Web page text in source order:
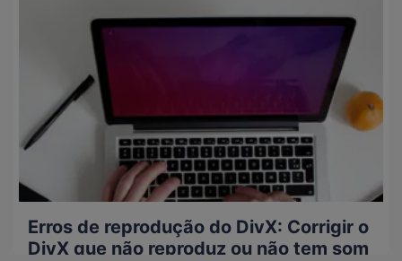
Erros de reprodução do DivX: Corrigir o
DivX que não reproduz ou não tem som